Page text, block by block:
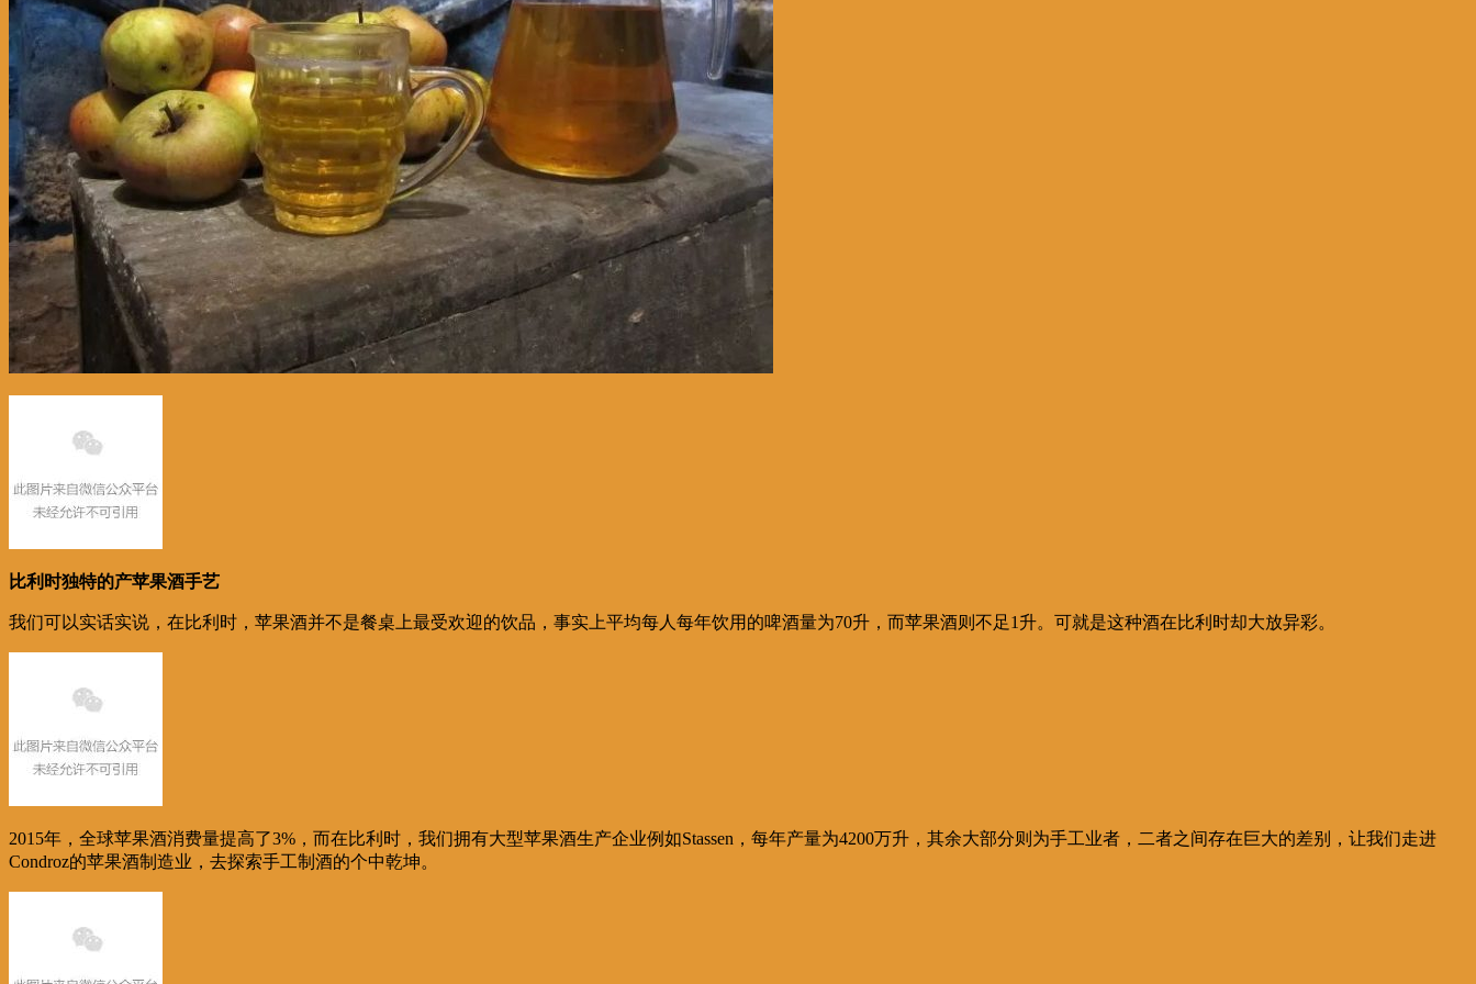
比利时独特的产苹果酒手艺
我们可以实话实说，在比利时，苹果酒并不是餐桌上最受欢迎的饮品，事实上平均每人每年饮用的啤酒量为70升，而苹果酒则不足1升。可就是这种酒在比利时却大放异彩。
2015年，全球苹果酒消费量提高了3%，而在比利时，我们拥有大型苹果酒生产企业例如Stassen，每年产量为4200万升，其余大部分则为手工业者，二者之间存在巨大的差别，让我们走进
Condroz的苹果酒制造业，去探索手工制酒的个中乾坤。